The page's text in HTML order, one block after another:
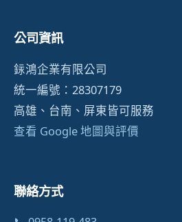
公司資訊
銢鴻企業有限公司
統一編號：28307179
高雄、台南、屏東皆可服務
查看 Google 地圖與評價
聯絡方式